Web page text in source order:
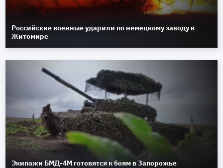
Российские военные ударили по немецкому заводу в
Житомире
Экипажи БМД-4М готовятся к боям в Запорожье